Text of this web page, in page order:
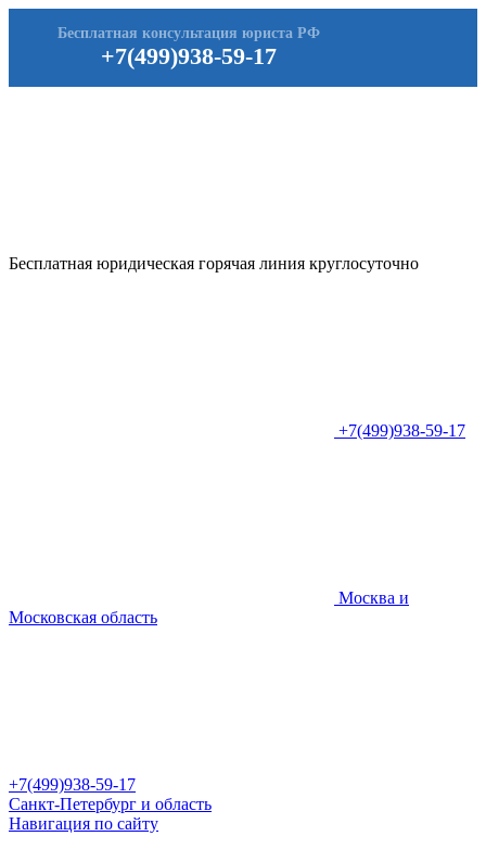
+7(499)938-59-17
Бесплатная консультация юриста РФ
Бесплатная юридическая горячая линия круглосуточно
+7(499)938-59-17
Москва и
Московская область
+7(499)938-59-17
Санкт-Петербург и область
Навигация по сайту